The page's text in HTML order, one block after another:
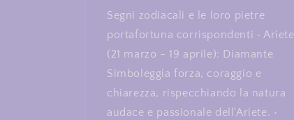
Segni zodiacali e le loro pietre
portafortuna corrispondenti • Ariete
(21 marzo - 19 aprile): Diamante
Simboleggia forza, coraggio e
chiarezza, rispecchiando la natura
audace e passionale dell'Ariete. •